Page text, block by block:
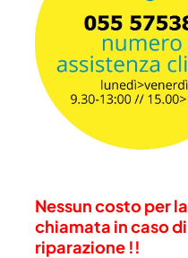
Nessun costo per la
chiamata in caso di
riparazione !!